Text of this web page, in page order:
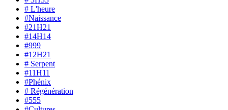
# L'heure
#Naissance
#21H21
#14H14
#999
#12H21
# Serpent
#11H11
#Phénix
# Régénération
#555